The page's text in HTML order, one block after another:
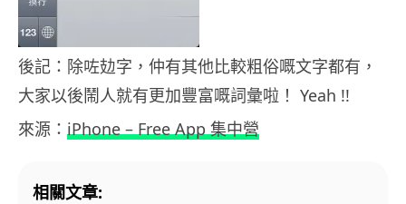
後記：除咗攰字，仲有其他比較粗俗嘅文字都有，
大家以後鬧人就有更加豐富嘅詞彙啦！ Yeah !!
來源： iPhone – Free App 集中營
相關文章: